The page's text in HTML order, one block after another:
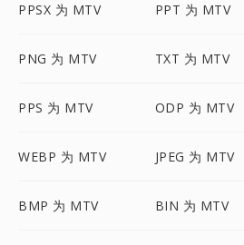
PPSX 为 MTV PPT 为 MTV
PNG 为 MTV TXT 为 MTV
PPS 为 MTV ODP 为 MTV
WEBP 为 MTV JPEG 为 MTV
BMP 为 MTV BIN 为 MTV